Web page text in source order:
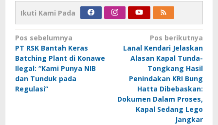
Ikuti Kami Pada
Navigasi
pos
Pos sebelumnya
PT RSK Bantah Keras
Batching Plant di Konawe
Ilegal: “Kami Punya NIB
dan Tunduk pada
Regulasi”
Pos berikutnya
Lanal Kendari Jelaskan
Alasan Kapal Tunda-
Tongkang Hasil
Penindakan KRI Bung
Hatta Dibebaskan:
Dokumen Dalam Proses,
Kapal Sedang Lego
Jangkar